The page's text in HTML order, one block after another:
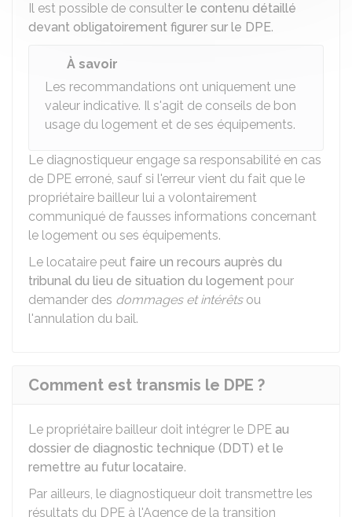
Il est possible de consulter le contenu détaillé
devant obligatoirement figurer sur le DPE.
À savoir
Les recommandations ont uniquement une
valeur indicative. Il s'agit de conseils de bon
usage du logement et de ses équipements.
Le diagnostiqueur engage sa responsabilité en cas
de DPE erroné, sauf si l'erreur vient du fait que le
propriétaire bailleur lui a volontairement
communiqué de fausses informations concernant
le logement ou ses équipements.
Le locataire peut faire un recours auprès du
tribunal du lieu de situation du logement pour
demander des dommages et intérêtsou
l'annulation du bail.
Comment est transmis le DPE ?
Le propriétaire bailleur doit intégrer le DPE au
dossier de diagnostic technique (DDT) et le
remettre au futur locataire.
Par ailleurs, le diagnostiqueur doit transmettre les
résultats du DPE à l'Agence de la transition